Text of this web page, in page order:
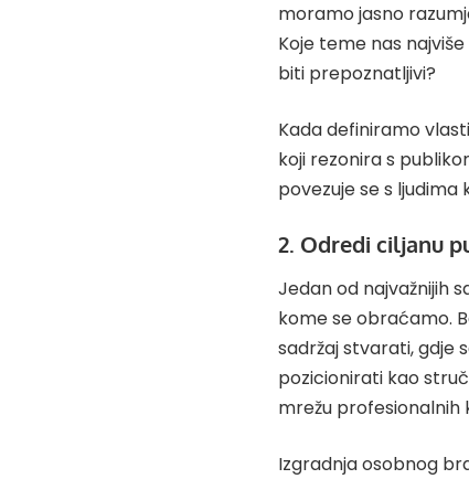
moramo jasno
Koje teme nas
biti prepoznatljivi?
Kada definiramo
koji rezonira s
povezuje se s ljudima
2. Odredi ciljanu
Jedan od najvažnijih
kome se obraćamo.
sadržaj stvarati, gdje
pozicionirati kao
mrežu
Izgradnja osobnog